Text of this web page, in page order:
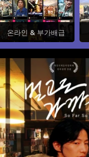
온라인 & 부가배급